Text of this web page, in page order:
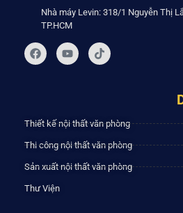
Nhà máy Levin: 318/1 Nguyễn Thị
TP.HCM
Thiết kế nội thất văn phòng
Thi công nội thất văn phòng
Sản xuất nội thất văn phòng
Thư Viện